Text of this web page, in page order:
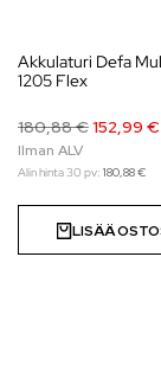
Akkulaturi Defa
1205 Flex
180,88€152,99 €
Alin hinta 30 pv: 180,88€
LISÄÄ